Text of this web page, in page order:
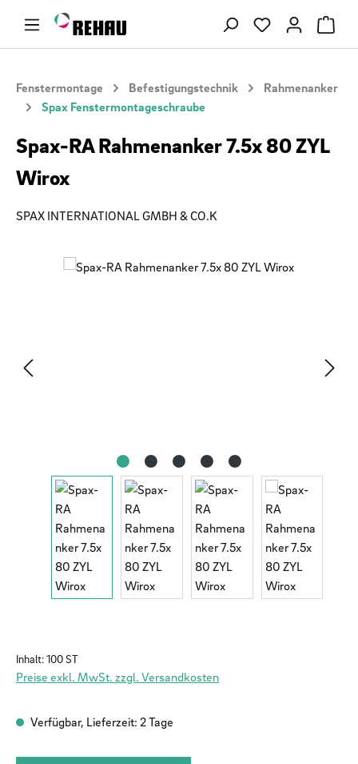
Zum Hauptinhalt springen Du hast 0
Fenstermontage Befestigungstechnik
Rahmenanker
Spax Fenstermontageschraube
Spax-RA Rahmenanker 7.5x 80 ZYL
Wirox
SPAX INTERNATIONAL GMBH & CO.K
Bildergalerie überspringen
Inhalt:100 ST
Preise exkl. MwSt. zzgl. Versandkosten
Verfügbar, Lieferzeit: 2 Tage